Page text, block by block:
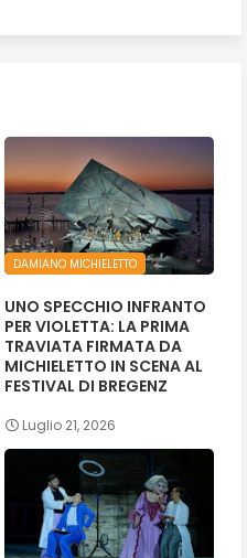
DAMIANO MICHIELETTO
UNO SPECCHIO INFRANTO
PER VIOLETTA: LA PRIMA
TRAVIATA FIRMATA DA
MICHIELETTO IN SCENA AL
FESTIVAL DI BREGENZ
Luglio 21, 2026